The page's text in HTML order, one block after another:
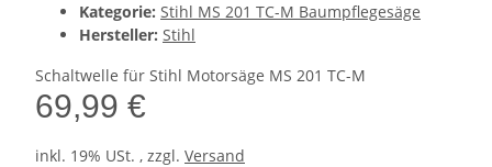
Kategorie: Stihl MS 201 TC-M Baumpflegesäge
Hersteller: Stihl
Schaltwelle für Stihl Motorsäge MS 201 TC-M
69,99 €
inkl. 19% USt. , zzgl. Versand